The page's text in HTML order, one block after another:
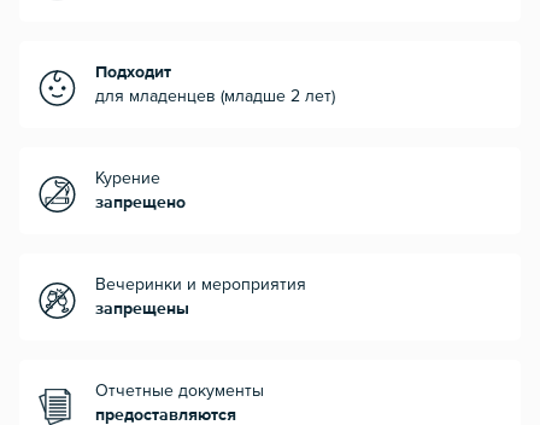
Подходит
для младенцев (младше 2 лет)
Курение
запрещено
Вечеринки и мероприятия
запрещены
Отчетные документы
предоставляются